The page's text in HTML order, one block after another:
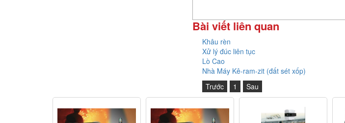
Bài viết liên quan
Khâu rèn
Xử lý đúc liên tục
Lò Cao
Nhà Máy Kê-ram-zit (đất sét xốp)
Trước
1 Sau